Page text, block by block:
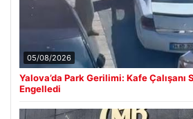
05/08/2026
Yalova’da Park Gerilimi: Kafe Çalışanı
Engelledi